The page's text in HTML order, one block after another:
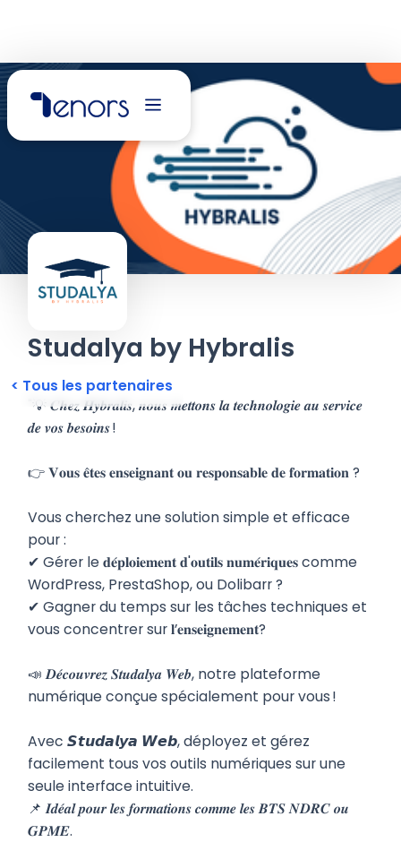
Studalya by Hybralis
< Tous les partenaires
"💡 𝑪𝒉𝒆𝒛 𝑯𝒚𝒃𝒓𝒂𝒍𝒊𝒔, 𝒏𝒐𝒖𝒔 𝒎𝒆𝒕𝒕𝒐𝒏𝒔 𝒍𝒂 𝒕𝒆𝒄𝒉𝒏𝒐𝒍𝒐𝒈𝒊𝒆 𝒂𝒖 𝒔𝒆𝒓𝒗𝒊𝒄𝒆
𝒅𝒆 𝒗𝒐𝒔 𝒃𝒆𝒔𝒐𝒊𝒏𝒔 !
👉 𝐕𝐨𝐮𝐬 𝐞̂𝐭𝐞𝐬 𝐞𝐧𝐬𝐞𝐢𝐠𝐧𝐚𝐧𝐭 𝐨𝐮 𝐫𝐞𝐬𝐩𝐨𝐧𝐬𝐚𝐛𝐥𝐞 𝐝𝐞 𝐟𝐨𝐫𝐦𝐚𝐭𝐢𝐨𝐧 ?
Vous cherchez une solution simple et efficace
pour :
✔ Gérer le 𝐝𝐞́𝐩𝐥𝐨𝐢𝐞𝐦𝐞𝐧𝐭 𝐝'𝐨𝐮𝐭𝐢𝐥𝐬 𝐧𝐮𝐦𝐞́𝐫𝐢𝐪𝐮𝐞𝐬 comme
WordPress, PrestaShop, ou Dolibarr ?
✔ Gagner du temps sur les tâches techniques et
vous concentrer sur 𝐥’𝐞𝐧𝐬𝐞𝐢𝐠𝐧𝐞𝐦𝐞𝐧𝐭?
📣 𝑫𝒆́𝒄𝒐𝒖𝒗𝒓𝒆𝒛 𝑺𝒕𝒖𝒅𝒂𝒍𝒚𝒂 𝑾𝒆𝒃, notre plateforme
numérique conçue spécialement pour vous !
Avec 𝙎𝙩𝙪𝙙𝙖𝙡𝙮𝙖 𝙒𝙚𝙗, déployez et gérez
facilement tous vos outils numériques sur une
seule interface intuitive.
📌 𝑰𝒅𝒆́𝒂𝒍 𝒑𝒐𝒖𝒓 𝒍𝒆𝒔 𝒇𝒐𝒓𝒎𝒂𝒕𝒊𝒐𝒏𝒔 𝒄𝒐𝒎𝒎𝒆 𝒍𝒆𝒔 𝑩𝑻𝑺 𝑵𝑫𝑹𝑪 𝒐𝒖
𝑮𝑷𝑴𝑬.